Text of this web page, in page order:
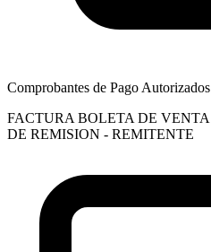
Comprobantes de Pago Autorizados
FACTURA BOLETA DE VENTA
DE REMISION - REMITENTE